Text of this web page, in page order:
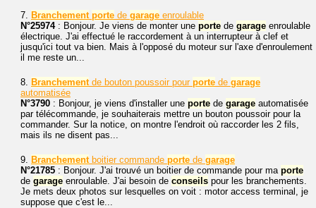
7. Branchement porte de garage enroulable
N°25974: Bonjour. Je viens de monter une porte de garage enroulable
électrique. J'ai effectué le raccordement à un interrupteur à clef et
jusqu'ici tout va bien. Mais à l'opposé du moteur sur l'axe d'enroulement
il me reste un...
8. Branchementde bouton poussoir pour porte de garage
automatisée
N°3790 : Bonjour, je viens d'installer une porte de garage automatisée
par télécommande, je souhaiterais mettre un bouton poussoir pour la
commander. Sur la notice, on montre l'endroit où raccorder les 2 fils,
mais ils ne disent pas...
9. Branchementboitier commande porte de garage
N°21785 : Bonjour. J'ai trouvé un boitier de commande pour ma porte
de garage enroulable. J'ai besoin de conseils pour les branchements.
Je mets deux photos sur lesquelles on voit : motor access terminal, je
suppose que c'est le...